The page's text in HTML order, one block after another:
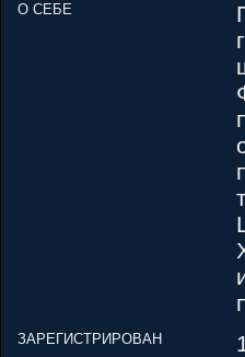
О СЕБЕ
ЗАРЕГИСТРИРОВАН